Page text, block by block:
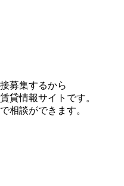
募集するから
貸情報サイトです。
相談ができます。